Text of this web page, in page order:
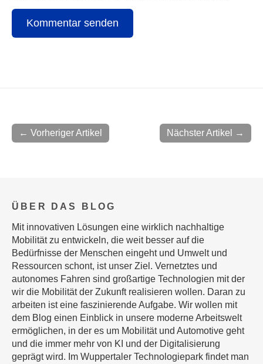
Nächster Artikel →
← Vorheriger Artikel
ÜBER DAS BLOG
Mit innovativen Lösungen eine wirklich nachhaltige
Mobilität zu entwickeln, die weit besser auf die
Bedürfnisse der Menschen eingeht und Umwelt und
Ressourcen schont, ist unser Ziel. Vernetztes und
autonomes Fahren sind großartige Technologien mit der
wir die Mobilität der Zukunft realisieren wollen. Daran zu
arbeiten ist eine faszinierende Aufgabe. Wir wollen mit
dem Blog einen Einblick in unsere moderne Arbeitswelt
ermöglichen, in der es um Mobilität und Automotive geht
und die immer mehr von KI und der Digitalisierung
geprägt wird. Im Wuppertaler Technologiepark findet man